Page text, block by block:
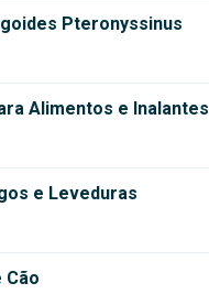
Pteronyssinus
Alimentos e Inalantes
e Leveduras
Cão